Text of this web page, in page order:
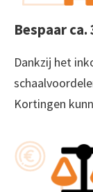
Bespaar
Dankzij het
Kortingen